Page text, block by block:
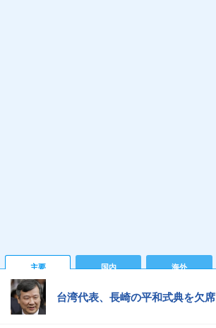
主要 国内 海外
台湾代表、長崎の平和式典を欠席